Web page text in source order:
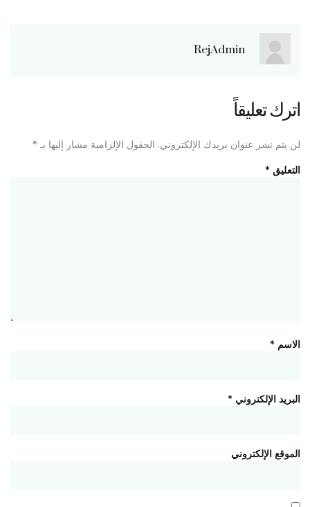
RejAdmin
اترك تعليقاً
لن يتم نشر عنوان بريدك الإلكتروني. الحقول الإلزامية مشار إليها بـ *
التعليق *
الاسم *
البريد الإلكتروني *
الموقع الإلكتروني